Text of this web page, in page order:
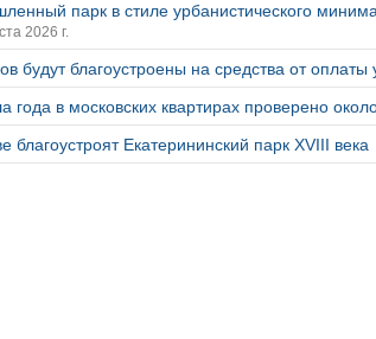
парк в стиле урбанистического
2026 г.
будут благоустроены на средства от оплаты
года в московских квартирах проверено
благоустроят Екатерининский парк XVIII века